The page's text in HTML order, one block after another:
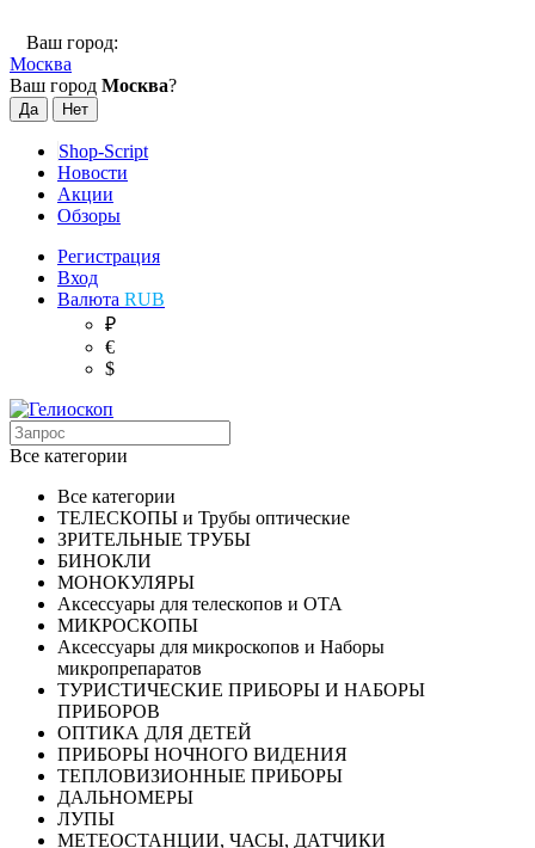
Ваш город:
Москва
Ваш город Москва?
Shop-Script
Новости
Акции
Обзоры
Регистрация
Вход
Валюта RUB
₽
€
$
Все категории
Все категории
ТЕЛЕСКОПЫ и Трубы оптические
ЗРИТЕЛЬНЫЕ ТРУБЫ
БИНОКЛИ
МОНОКУЛЯРЫ
Аксессуары для телескопов и ОТА
МИКРОСКОПЫ
Аксессуары для микроскопов и Наборы
микропрепаратов
ТУРИСТИЧЕСКИЕ ПРИБОРЫ И НАБОРЫ
ПРИБОРОВ
ОПТИКА ДЛЯ ДЕТЕЙ
ПРИБОРЫ НОЧНОГО ВИДЕНИЯ
ТЕПЛОВИЗИОННЫЕ ПРИБОРЫ
ДАЛЬНОМЕРЫ
ЛУПЫ
МЕТЕОСТАНЦИИ, ЧАСЫ, ДАТЧИКИ